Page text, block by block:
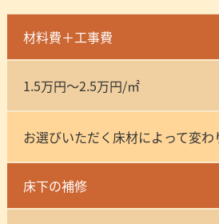
材料費＋工事費
1.5万円～2.5万円/㎡
お選びいただく床材によって変わ
床下の補修